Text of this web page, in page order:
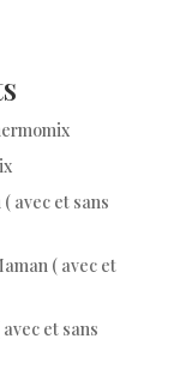
avec et sans
( avec et
et sans